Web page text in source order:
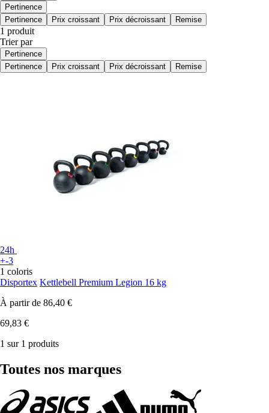
Pertinence
Pertinence
Prix croissant Prix décroissant Remise
1 produit
Trier par
Pertinence
Pertinence
Prix croissant Prix décroissant Remise
24h
+-3
1 coloris
Disportex Kettlebell Premium Legion 16 kg
À partir de 86,40 €
69,83 €
1 sur 1 produits
Toutes nos marques